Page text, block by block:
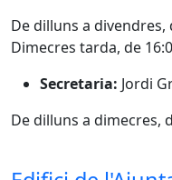
De dilluns a divendres,
Dimecres tarda, de
Secretaria: Jordi
De dilluns a dimecres,